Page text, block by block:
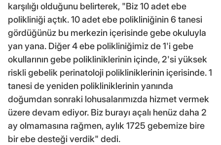
karşılığı olduğunu belirterek, "Biz 10 adet ebe
polikliniği açtık. 10 adet ebe polikliniğinin 6 tanesi
gördüğünüz bu merkezin içerisinde gebe okuluyla
yan yana. Diğer 4 ebe polikliniğimiz de 1'i gebe
okullarının gebe polikliniklerinin içinde, 2'si yüksek
riskli gebelik perinatoloji polikliniklerinin içerisinde. 1
tanesi de yeniden polikliniklerinin yanında
doğumdan sonraki lohusalarımızda hizmet vermek
üzere devam ediyor. Biz burayı açalı henüz daha 2
ay olmamasına rağmen, aylık 1725 gebemize bire
bir ebe desteği verdik" dedi.